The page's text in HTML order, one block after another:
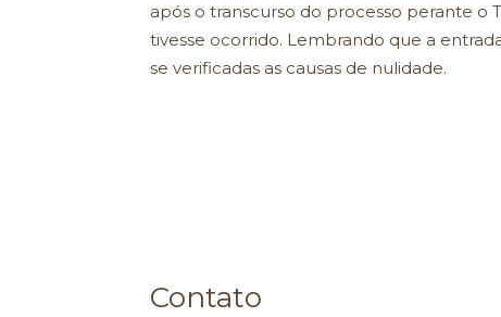
após o transcurso do processo perante o
tivesse ocorrido. Lembrando que a
se verificadas as causas de nulidade.
Contato